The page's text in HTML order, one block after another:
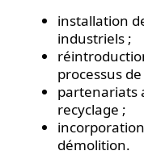
installation
industriels ;
processus
partenariats
recyclage ;
démolition.